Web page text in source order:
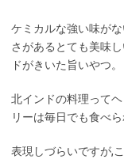
ケミカルな強い味が
さがあるとても美味
ドがきいた旨いやつ。
北インドの料理って
リーは毎日でも食べら
表現しづらいですが,